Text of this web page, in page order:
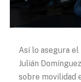
Así lo asegura
Julián
sobre movilidad